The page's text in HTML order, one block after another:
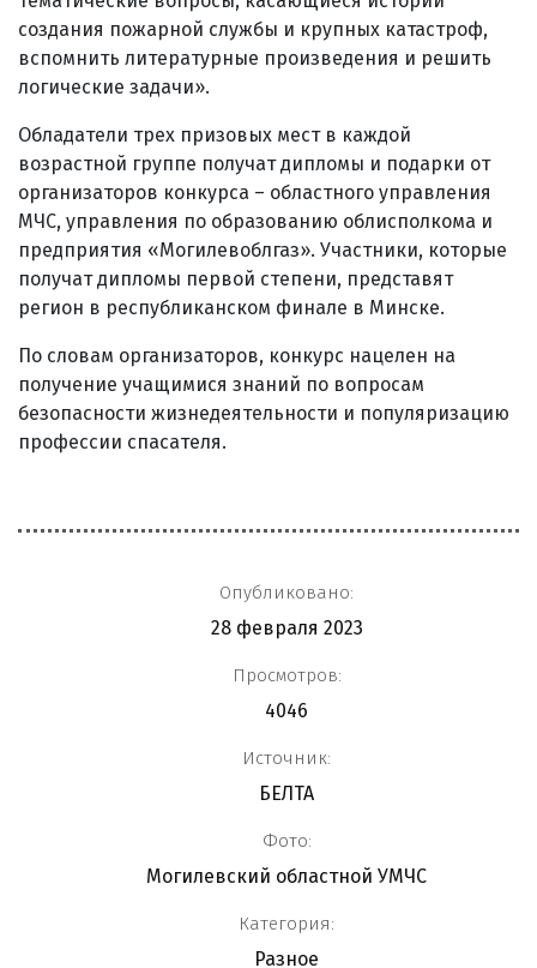
создания пожарной службы и крупных катастроф,
вспомнить литературные произведения и решить
логические задачи».
Обладатели трех призовых мест в каждой
возрастной группе получат дипломы и подарки от
организаторов конкурса – областного управления
МЧС, управления по образованию облисполкома и
предприятия «Могилевоблгаз». Участники, которые
получат дипломы первой степени, представят
регион в республиканском финале в Минске.
По словам организаторов, конкурс нацелен на
получение учащимися знаний по вопросам
безопасности жизнедеятельности и популяризацию
профессии спасателя.
Опубликовано:
28 февраля 2023
Просмотров:
4046
Источник:
БЕЛТА
Фото:
Могилевский областной УМЧС
Категория:
Разное